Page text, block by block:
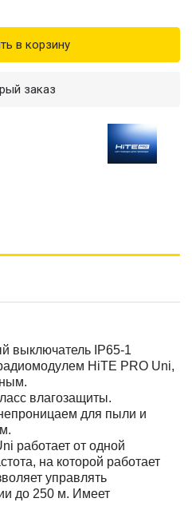
в корзину
заказ
выключатель IP65-1
HiTE PRO Uni,
влагозащиты.
для пыли и
работает от одной
на которой работает
управлять
до 250 м. Имеет